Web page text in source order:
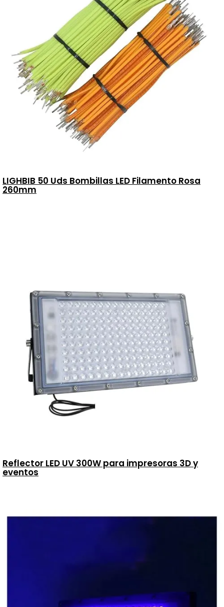
LIGHBIB 50 Uds Bombillas LED Filamento Rosa
260mm
Reflector LED UV 300W para impresoras 3D y
eventos